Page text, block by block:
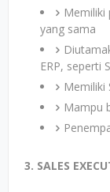
Memiliki
yang sama
ERP, seperti
Memiliki
Mampu
3. SALES